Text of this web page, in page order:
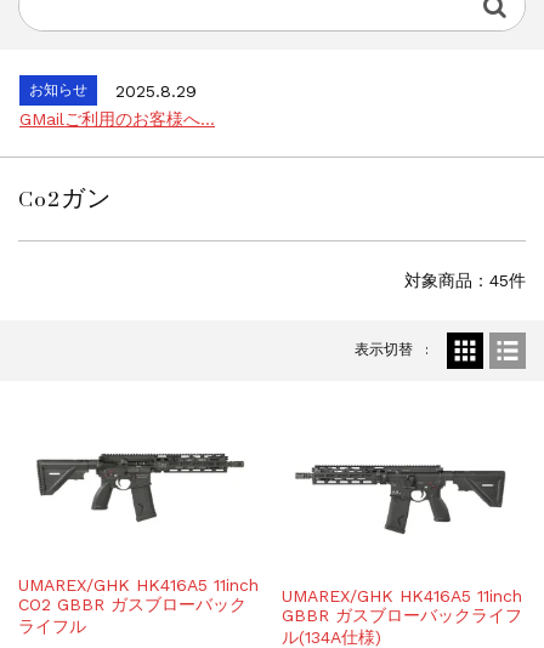
発送について...
GMailご利用のお客様へ...
お知らせ
ちょっと面白い電動416修理...
お知らせ
2026.8.4
S&T SKS-45 調整...
Co2ガン
対象商品：45件
表示切替
UMAREX/GHK HK416A5 11inch
CO2 GBBR ガスブローバック
ライフル
UMAREX/GHK HK416A5 11inch
GBBR ガスブローバックライフ
ル(134A仕様)